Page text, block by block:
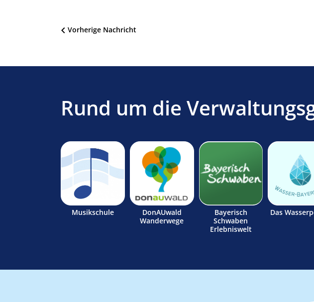
Beitragsnavigation
Vorherige Nachricht
Rund um die
Musikschule
DonAUwald
Wanderwege
Bayerisch
Schwaben
Erlebniswelt
Das